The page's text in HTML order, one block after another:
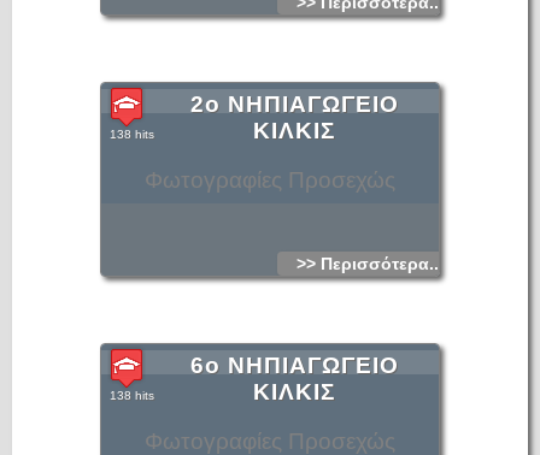
Φωτογραφίες Προσεχώς
2ο ΝΗΠΙΑΓΩΓΕΙΟ
ΚΙΛΚΙΣ
138 hits
>> Περισσότερα...
Φωτογραφίες Προσεχώς
6ο ΝΗΠΙΑΓΩΓΕΙΟ
ΚΙΛΚΙΣ
138 hits